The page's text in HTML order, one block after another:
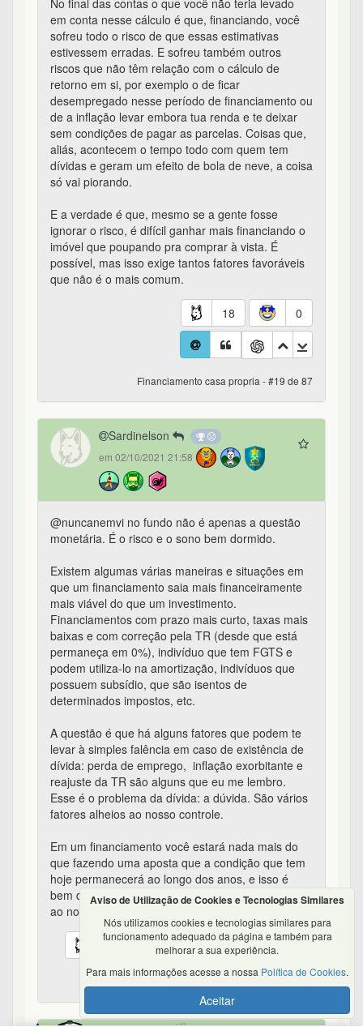
em conta nesse cálculo é que, financiando, você
sofreu todo o risco de que essas estimativas
estivessem erradas. E sofreu também outros
riscos que não têm relação com o cálculo de
retorno em si, por exemplo o de ficar
desempregado nesse período de financiamento ou
de a inflação levar embora tua renda e te deixar
sem condições de pagar as parcelas. Coisas que,
aliás, acontecem o tempo todo com quem tem
dívidas e geram um efeito de bola de neve, a coisa
só vai piorando.
E a verdade é que, mesmo se a gente fosse
ignorar o risco, é difícil ganhar mais financiando o
imóvel que poupando pra comprar à vista. É
possível, mas isso exige tantos fatores favoráveis
que não é o mais comum.
18 0
Financiamento casa propria - #19 de 87
Sardinelson
em 02/10/2021 21:58
@nuncanemvi no fundo não é apenas a questão
monetária. É o risco e o sono bem dormido.
Existem algumas várias maneiras e situações em
que um financiamento saia mais financeiramente
mais viável do que um investimento.
Financiamentos com prazo mais curto, taxas mais
baixas e com correção pela TR (desde que está
permaneça em 0%), indivíduo que tem FGTS e
podem utiliza-lo na amortização, indivíduos que
possuem subsídio, que são isentos de
determinados impostos, etc.
A questão é que há alguns fatores que podem te
levar à simples falência em caso de existência de
dívida: perda de emprego, inflação exorbitante e
reajuste da TR são alguns que eu me lembro.
Esse é o problema da dívida: a dúvida. São vários
fatores alheios ao nosso controle.
Em um financiamento você estará nada mais do
que fazendo uma aposta que a condição que tem
hoje permanecerá ao longo dos anos, e isso é
bem diferente daquela ideia de colocar as chances
ao nosso favor
12 0
Financiamento casa propria - #20 de 87
Aviso de Utilização de Cookies e Tecnologias Similares
Nós utilizamos cookies e tecnologias similares para
funcionamento adequado da página e também para
melhorar a sua experiência.
Para mais informações acesse a nossa Política de Cookies.
Aceitar